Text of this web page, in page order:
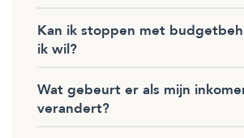
Kan ik stoppen met
ik wil?
Wat gebeurt er als mijn
verandert?